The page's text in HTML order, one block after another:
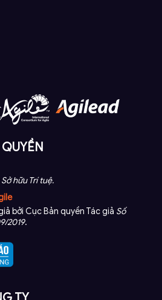
hữu Trí tuệ.
bởi Cục Bản quyền Tác giả Số
2019.